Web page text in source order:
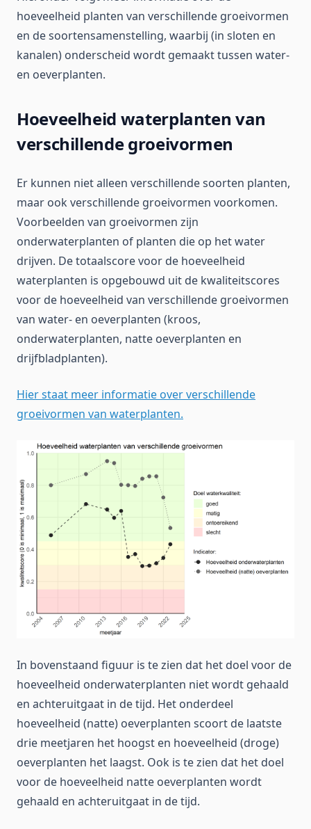
hoeveelheid planten van verschillende groeivormen
en de soortensamenstelling, waarbij (in sloten en
kanalen) onderscheid wordt gemaakt tussen water-
en oeverplanten.
Hoeveelheid waterplanten van
verschillende groeivormen
Er kunnen niet alleen verschillende soorten planten,
maar ook verschillende groeivormen voorkomen.
Voorbeelden van groeivormen zijn
onderwaterplanten of planten die op het water
drijven. De totaalscore voor de hoeveelheid
waterplanten is opgebouwd uit de kwaliteitscores
voor de hoeveelheid van verschillende groeivormen
van water- en oeverplanten (kroos,
onderwaterplanten, natte oeverplanten en
drijfbladplanten).
Hier staat meer informatie over verschillende
groeivormen van waterplanten.
In bovenstaand figuur is te zien dat het doel voor de
hoeveelheid onderwaterplanten niet wordt gehaald
en achteruitgaat in de tijd. Het onderdeel
hoeveelheid (natte) oeverplanten scoort de laatste
drie meetjaren het hoogst en hoeveelheid (droge)
oeverplanten het laagst. Ook is te zien dat het doel
voor de hoeveelheid natte oeverplanten wordt
gehaald en achteruitgaat in de tijd.